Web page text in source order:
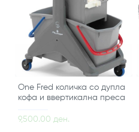
One Fred количка со дупла
кофа и ввертикална преса
9,500.00 ден.